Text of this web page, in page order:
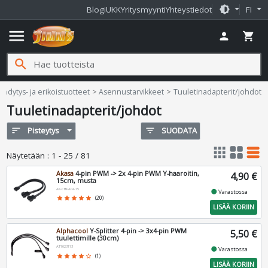
BlogiUKKYritysmyyntiYhteystiedot brightness_medium FI
menu person shopping_cart
search
ja erikoistuotteet Asennustarvikkeet Tuuletinadapterit/johdot
Tuuletinadapterit/johdot
sort Pisteytys filter_list SUODATA
Näytetään : 1 - 25 / 81 apps grid_view table_rows
Akasa 4-pin PWM -> 2x 4-pin PWM Y-haaroitin,
15cm, musta
AK-CBFA04-15
star star star star star (20)
4,90 €
fiber_manual_recordVarastossa
LISÄÄ KORIIN
Alphacool Y-Splitter 4-pin -> 3x4-pin PWM
tuulettimille (30cm)
AT1023113
star star star star star_border (1)
5,50 €
fiber_manual_recordVarastossa
LISÄÄ KORIIN